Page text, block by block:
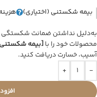
به‌دلیل نداشتن ضمانت
محصولات خود را با[بیمه
آسیب، خسارت دریافت کنید.
بیمه شکستنی (اختیاری)
-
+